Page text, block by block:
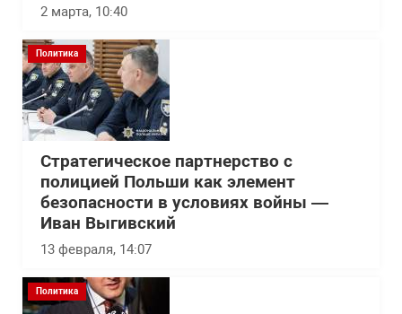
2 марта, 10:40
Политика
Стратегическое партнерство с
полицией Польши как элемент
безопасности в условиях войны —
Иван Выгивский
13 февраля, 14:07
Политика